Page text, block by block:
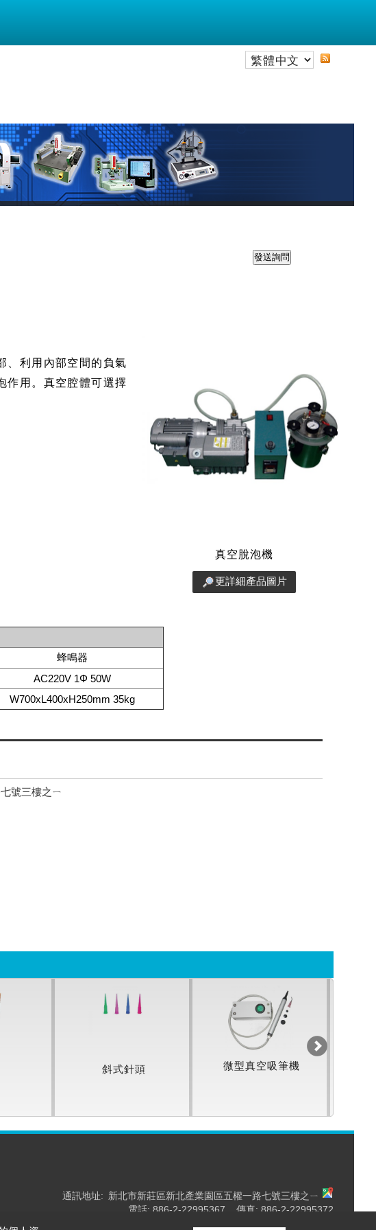
真空脫泡機
更詳細產品圖片
、利用內部空間的負氣
作用。真空腔體可選擇
蜂鳴器
AC220V 1Φ 50W
W700xL400xH250mm 35kg
號三樓之ㄧ
斜式針頭 微型真空吸筆機
通訊地址: 新北市新莊區新北產業園區五權一路七號三樓之ㄧ
電話: 886-2-22995367 傳真: 886-2-22995372